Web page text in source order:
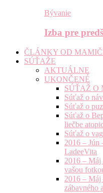
Bývanie
Izba pre
ČLÁNKY OD
SÚŤAŽE
AKTUÁLNE
UKONČENÉ
SÚŤAŽ O
Súťaž o
Súťaž o
Súťaž o
liečbe
Súťaž o
2016 – Jún
LadeeVita
2016 – Máj
vašou
2016 –
zábavného